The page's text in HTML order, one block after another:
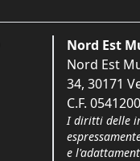
Nord Est
Nord Est
34, 30171
C.F.
I diritti delle
e